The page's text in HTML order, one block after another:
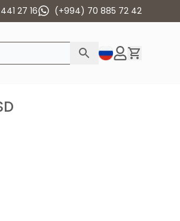
27 16 (+994) 70 885 72 42